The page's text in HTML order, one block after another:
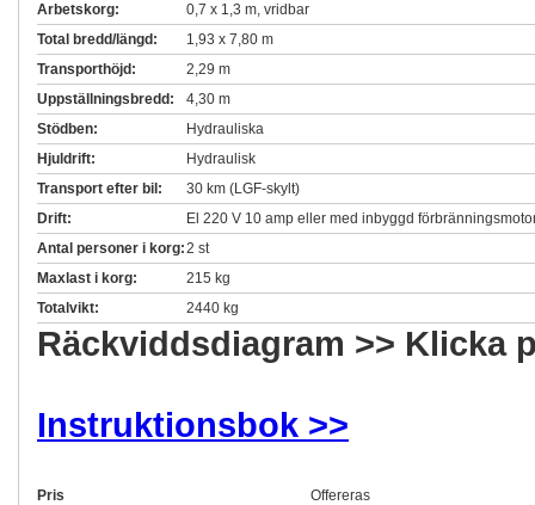
Arbetskorg:
0,7 x 1,3 m, vridbar
Total bredd/längd:
1,93 x 7,80 m
Transporthöjd:
2,29 m
Uppställningsbredd:
4,30 m
Stödben:
Hydrauliska
Hjuldrift:
Hydraulisk
Transport efter bil:
30 km (LGF-skylt)
Drift:
El 220 V 10 amp eller med inbyggd
Antal personer i korg:2 st
Maxlast i korg:
215 kg
Totalvikt:
2440 kg
Räckviddsdiagram >> Klicka
Instruktionsbok >>
Pris Offereras